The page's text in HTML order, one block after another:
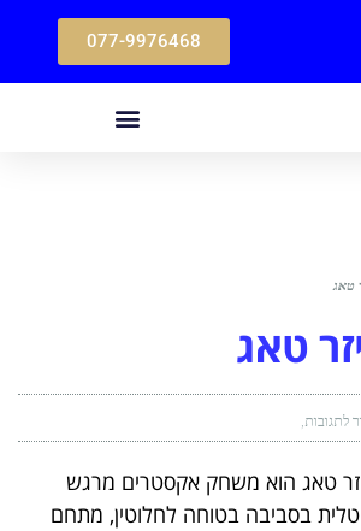
077-9976468
טאג
טאג
לתגובות
טאג הוא משחק אקסטרים מרגש
בסביבה בטוחה לחלוטין, מתחם